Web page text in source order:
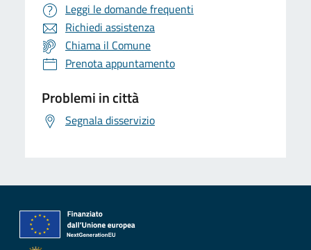
Leggi le domande frequenti
Richiedi assistenza
Chiama il Comune
Prenota appuntamento
Problemi in città
Segnala disservizio